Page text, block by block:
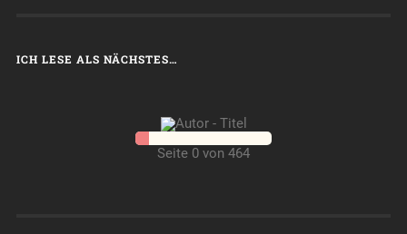
ICH LESE ALS NÄCHSTES…
Seite 0 von 464